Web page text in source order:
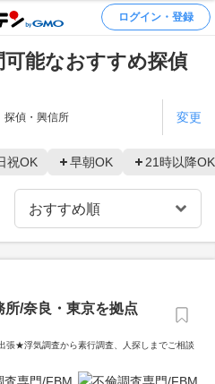
ログイン・登録
可能なおすすめ探偵
探偵・興信所 変更
祝OK 早朝OK 21時以降OK
/奈良・東京を拠点
張★浮気調査から素行調査、人探しまでご相談